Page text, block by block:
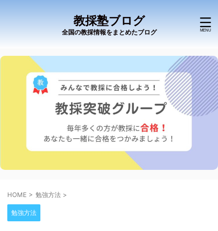
教採塾ブログ
全国の教採情報をまとめたブログ
HOME > 勉強方法 >
勉強方法